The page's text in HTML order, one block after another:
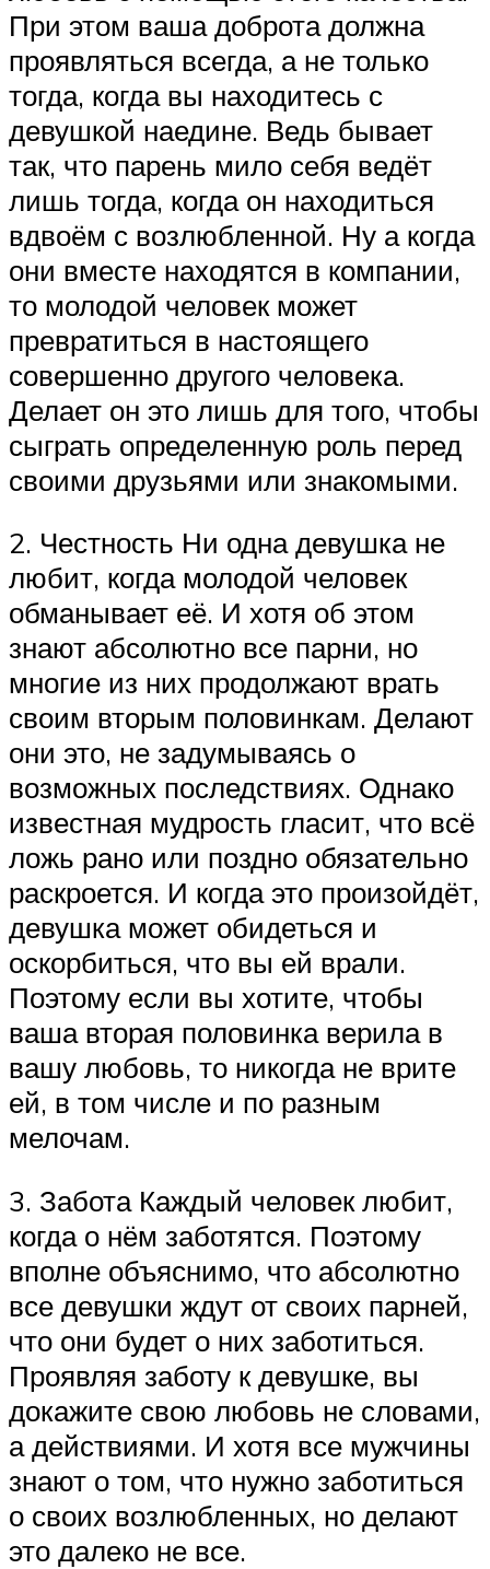
При этом ваша доброта должна
проявляться всегда, а не только
тогда, когда вы находитесь с
девушкой наедине. Ведь бывает
так, что парень мило себя ведёт
лишь тогда, когда он находиться
вдвоём с возлюбленной. Ну а когда
они вместе находятся в компании,
то молодой человек может
превратиться в настоящего
совершенно другого человека.
Делает он это лишь для того, чтобы
сыграть определенную роль перед
своими друзьями или знакомыми.
2. Честность Ни одна девушка не
любит, когда молодой человек
обманывает её. И хотя об этом
знают абсолютно все парни, но
многие из них продолжают врать
своим вторым половинкам. Делают
они это, не задумываясь о
возможных последствиях. Однако
известная мудрость гласит, что всё
ложь рано или поздно обязательно
раскроется. И когда это произойдёт,
девушка может обидеться и
оскорбиться, что вы ей врали.
Поэтому если вы хотите, чтобы
ваша вторая половинка верила в
вашу любовь, то никогда не врите
ей, в том числе и по разным
мелочам.
3. Забота Каждый человек любит,
когда о нём заботятся. Поэтому
вполне объяснимо, что абсолютно
все девушки ждут от своих парней,
что они будет о них заботиться.
Проявляя заботу к девушке, вы
докажите свою любовь не словами,
а действиями. И хотя все мужчины
знают о том, что нужно заботиться
о своих возлюбленных, но делают
это далеко не все.